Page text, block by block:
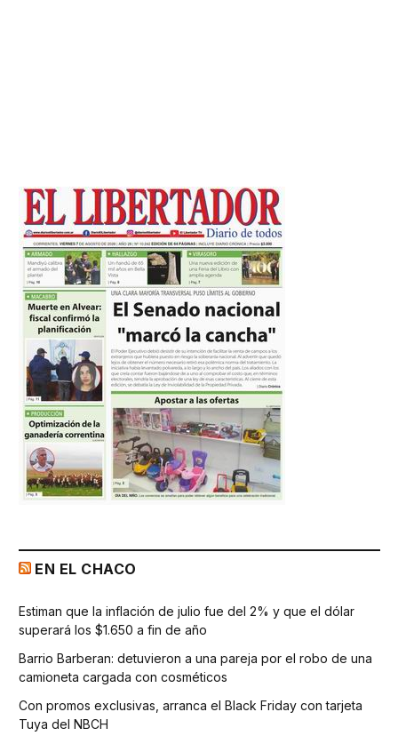
EN EL CHACO
Estiman que la inflación de julio fue del 2% y que el dólar
superará los $1.650 a fin de año
Barrio Barberan: detuvieron a una pareja por el robo de una
camioneta cargada con cosméticos
Con promos exclusivas, arranca el Black Friday con tarjeta
Tuya del NBCH